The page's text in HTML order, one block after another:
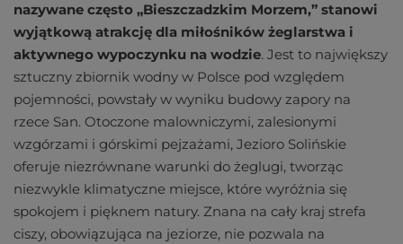
nazywane często „Bieszczadzkim Morzem,” stanowi
wyjątkową atrakcję dla miłośników żeglarstwa i
aktywnego wypoczynku na wodzie. Jest to największy
sztuczny zbiornik wodny w Polsce pod względem
pojemności, powstały w wyniku budowy zapory na
rzece San. Otoczone malowniczymi, zalesionymi
wzgórzami i górskimi pejzażami, Jezioro Solińskie
oferuje niezrównane warunki do żeglugi, tworząc
niezwykle klimatyczne miejsce, które wyróżnia się
spokojem i pięknem natury. Znana na cały kraj strefa
ciszy, obowiązująca na jeziorze, nie pozwala na